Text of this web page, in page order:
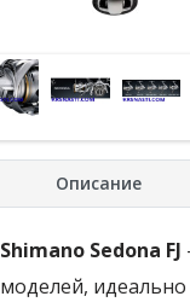
Описание
Shimano Sedona FJ
моделей,